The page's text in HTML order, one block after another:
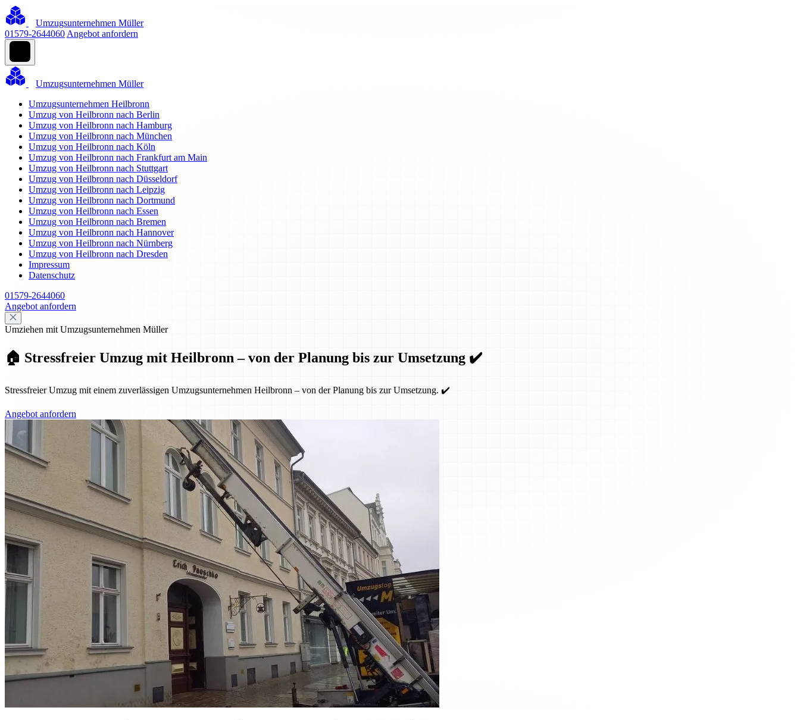
Umzugsunternehmen Müller
01579-2644060 Angebot anfordern
Umzugsunternehmen Müller
Umzugsunternehmen Heilbronn
Umzug von Heilbronn nach Berlin
Umzug von Heilbronn nach Hamburg
Umzug von Heilbronn nach München
Umzug von Heilbronn nach Köln
Umzug von Heilbronn nach Frankfurt am Main
Umzug von Heilbronn nach Stuttgart
Umzug von Heilbronn nach Düsseldorf
Umzug von Heilbronn nach Leipzig
Umzug von Heilbronn nach Dortmund
Umzug von Heilbronn nach Essen
Umzug von Heilbronn nach Bremen
Umzug von Heilbronn nach Hannover
Umzug von Heilbronn nach Nürnberg
Umzug von Heilbronn nach Dresden
Impressum
Datenschutz
01579-2644060
Angebot anfordern
Umziehen mit Umzugsunternehmen Müller
🏠 Stressfreier Umzug mit Heilbronn – von der Planung bis zur Umsetzung ✔️
Stressfreier Umzug mit einem zuverlässigen Umzugsunternehmen Heilbronn – von der Planung bis zur Umsetzung. ✔️
Angebot anfordern